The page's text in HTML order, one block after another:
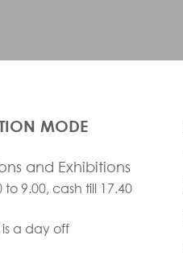
MODE
and Exhibitions
to 9.00, cash till 17.40
a day off